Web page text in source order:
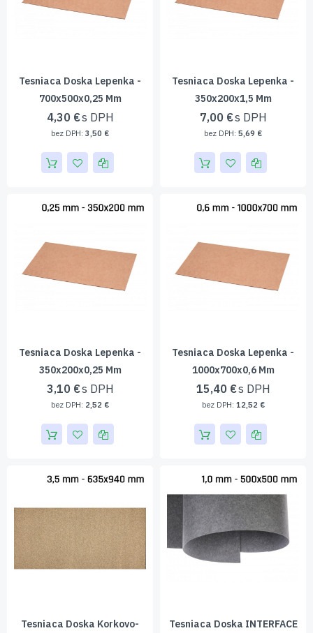
Tesniaca Doska Lepenka -
700x500x0,25 Mm
4,30 €
3,50 €
Tesniaca Doska Lepenka -
350x200x1,5 Mm
7,00 €
5,69 €
Tesniaca Doska Lepenka -
350x200x0,25 Mm
3,10 €
2,52 €
Tesniaca Doska Lepenka -
1000x700x0,6 Mm
15,40 €
12,52 €
Tesniaca Doska Korkovo-
Tesniaca Doska INTERFACE